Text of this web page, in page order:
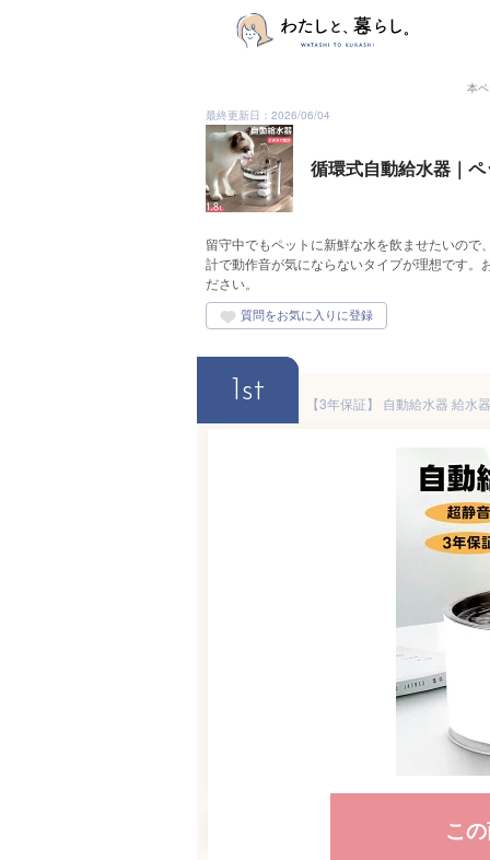
本
最終更新日：2026/06/04
循環式自動給水器｜
留守中でもペットに新鮮な水を飲ませたいの
計で動作音が気にならないタイプが理想です
ださい。
1st
こ